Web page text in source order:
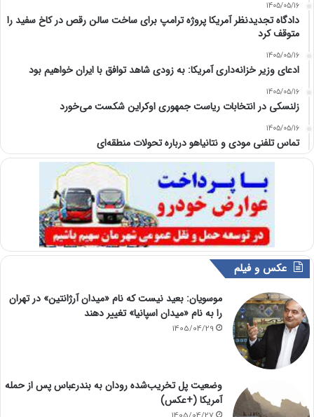
1405/05/16
دادگاه تجدیدنظر آمریکا پروژه ترامپ برای ساخت سالن رقص در کاخ سفید را
متوقف کرد
1405/05/16
ادعای وزیر خزانه‌داری آمریکا: به زودی شاهد توافق با ایران خواهیم بود
1405/05/16
زلنسکی در انتخابات ریاست جمهوری اوکراین شکست می‌خورد
1405/05/16
تماس تلفنی مودی و نتانیاهو درباره تحولات منطقه‌ای
عکس و فیلم
موسویان: بعید نیست که نام «میدان آرژانتین» در تهران
را به نام «میدان اسپانیا» تغییر دهند
1405/04/29
وضعیت پل تخریب‌شده رودان به بندرعباس پس از حمله
آمریکا (+عکس)